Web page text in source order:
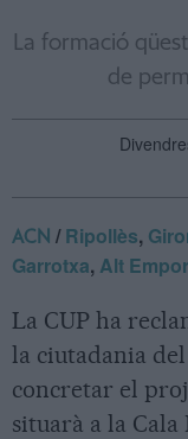
La formació
de
ACN /Ripollès,
Garrotxa, Alt
La CUP ha
la ciutadania
concretar el
situarà a la